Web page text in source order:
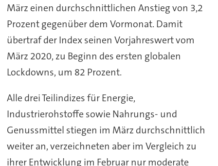
März einen durchschnittlichen Anstieg von 3,2
Prozent gegenüber dem Vormonat. Damit
übertraf der Index seinen Vorjahreswert vom
März 2020, zu Beginn des ersten globalen
Lockdowns, um 82 Prozent.
Alle drei Teilindizes für Energie,
Industrierohstoffe sowie Nahrungs- und
Genussmittel stiegen im März durchschnittlich
weiter an, verzeichneten aber im Vergleich zu
ihrer Entwicklung im Februar nur moderate